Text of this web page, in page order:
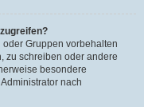
Gruppen vorbehalten
zu schreiben oder andere
besondere
nach